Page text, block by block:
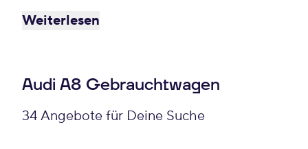
Weiterlesen
Audi A8 Gebrauchtwagen
34 Angebote für Deine Suche